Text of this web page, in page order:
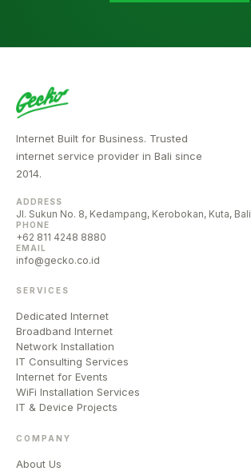
Internet Built for Business. Trusted
internet service provider in Bali since
2014.
ADDRESS
Jl. Sukun No. 8, Kedampang, Kerobokan, Kuta, Bali
PHONE
+62 811 4248 8880
EMAIL
info@gecko.co.id
SERVICES
Dedicated Internet
Broadband Internet
Network Installation
IT Consulting Services
Internet for Events
WiFi Installation Services
IT & Device Projects
COMPANY
About Us